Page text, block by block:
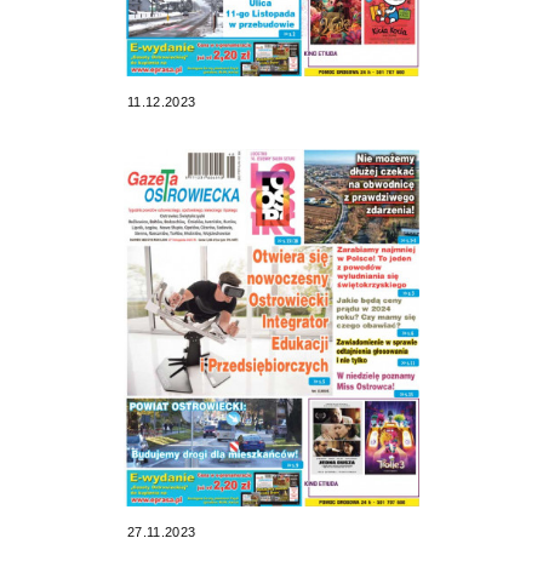
11.12.2023
27.11.2023